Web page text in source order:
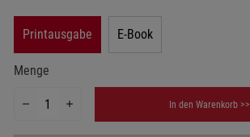
Printausgabe E-Book
Menge
In den Warenkorb >>